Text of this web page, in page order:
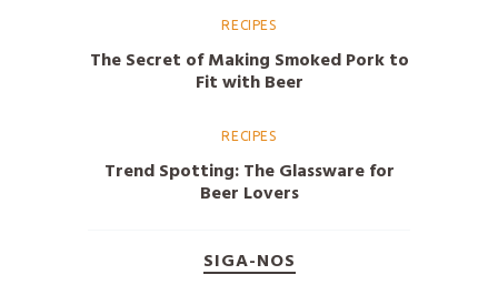
RECIPES
The Secret of Making Smoked Pork to
Fit with Beer
RECIPES
Trend Spotting: The Glassware for
Beer Lovers
SIGA-NOS